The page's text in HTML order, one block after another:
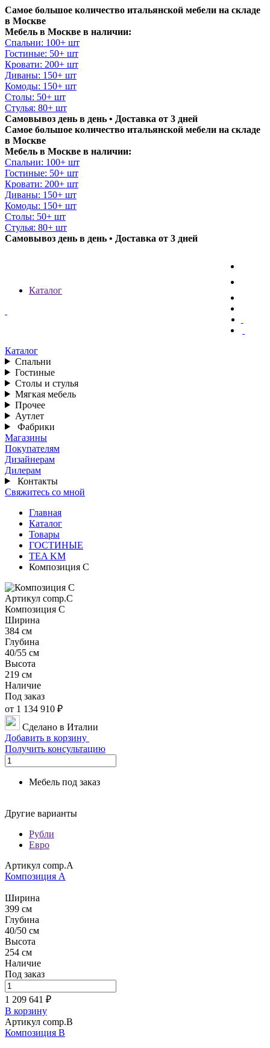
Самое большое количество итальянской мебели на складе
в Москве
Мебель в Москве в наличии:
Спальни: 100+ шт
Гостиные: 50+ шт
Кровати: 200+ шт
Диваны: 150+ шт
Комоды: 150+ шт
Столы: 50+ шт
Стулья: 80+ шт
Самовывоз день в день • Доставка от 3 дней
Самое большое количество итальянской мебели на складе
в Москве
Мебель в Москве в наличии:
Спальни: 100+ шт
Гостиные: 50+ шт
Кровати: 200+ шт
Диваны: 150+ шт
Комоды: 150+ шт
Столы: 50+ шт
Стулья: 80+ шт
Самовывоз день в день • Доставка от 3 дней
Каталог
Каталог
Спальни
Гостиные
Столы и стулья
Мягкая мебель
Прочее
Аутлет
Фабрики
Магазины
Покупателям
Дизайнерам
Дилерам
Контакты
Свяжитесь со мной
Главная
Каталог
Товары
ГОСТИНЫЕ
TEA KM
Композиция C
Артикул comp.C
Композиция C
Ширина
384 см
Глубина
40/55 см
Высота
219 см
Наличие
Под заказ
от 1 134 910 ₽
Сделано в Италии
Добавить в корзину
Получить консультацию
Мебель под заказ
Другие варианты
Рубли
Евро
Артикул comp.A
Композиция А
Ширина
399 см
Глубина
40/50 см
Высота
254 см
Наличие
Под заказ
1 209 641 ₽
В корзину
Артикул comp.B
Композиция B